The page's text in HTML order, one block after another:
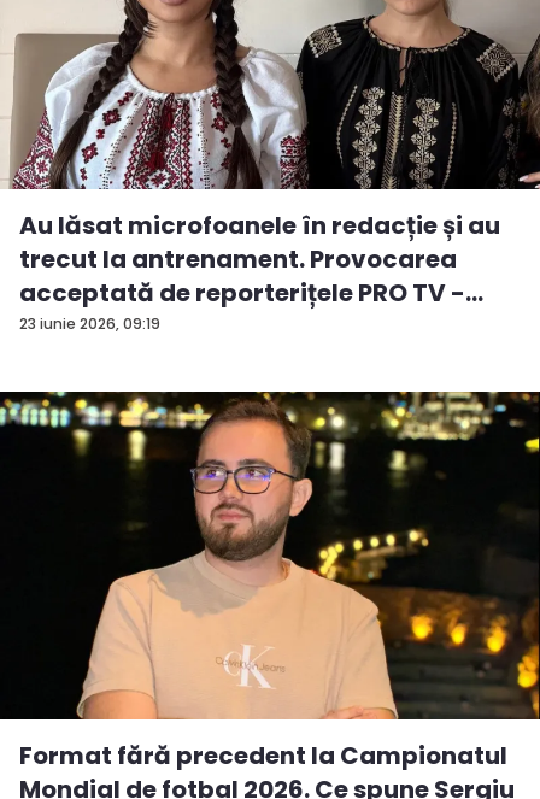
23 iunie 2026, 09:19
Au lăsat microfoanele în redacție și au
trecut la antrenament. Provocarea
acceptată de reporterițele PRO TV -
VID...
Format fără precedent la Campionatul
Mondial de fotbal 2026. Ce spune Sergiu